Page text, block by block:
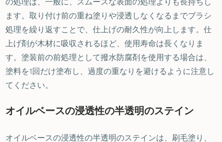
ます。取り付け前の重ね塗りや浸透しなくなるまでブラシ
処理を繰り返すことで、仕上げの耐久性が向上します。仕
上げ剤が木材に吸収されるほど、使用寿命は長くなりま
す。塗装前の前処理として撥水防腐剤を使用する場合は、
塗料を1回だけ塗布し、過度の重なりを避けるように注意し
てください。
オイルベースの浸透性の半透明のステイン
オイルベースの浸透性の半透明のステインは、刷毛塗り、